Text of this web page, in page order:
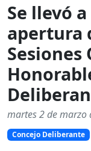
Se llevó
apertura
Sesiones
martes 2 de marzo
Concejo Deliberante